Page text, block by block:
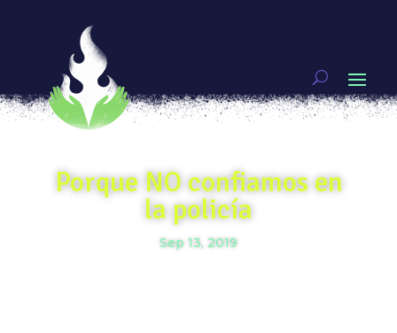
Porque NO confiamos en
la policía
Sep 13, 2019